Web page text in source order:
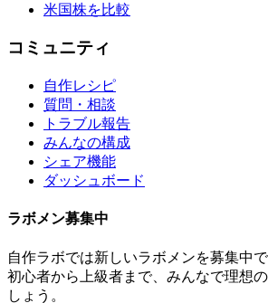
米国株を比較
コミュニティ
自作レシピ
質問・相談
トラブル報告
みんなの構成
シェア機能
ダッシュボード
ラボメン募集中
自作ラボでは新しいラボメンを募集中で
初心者から上級者まで、みんなで理想
しょう。